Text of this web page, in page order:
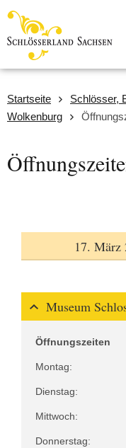
Startseite Schlösser,
Wolkenburg
17. März
Museum
Öffnungszeiten
Montag:
Dienstag:
Mittwoch:
Donnerstag: